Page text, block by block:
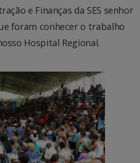
e Finanças da SES senhor
foram conhecer o trabalho
Hospital Regional.